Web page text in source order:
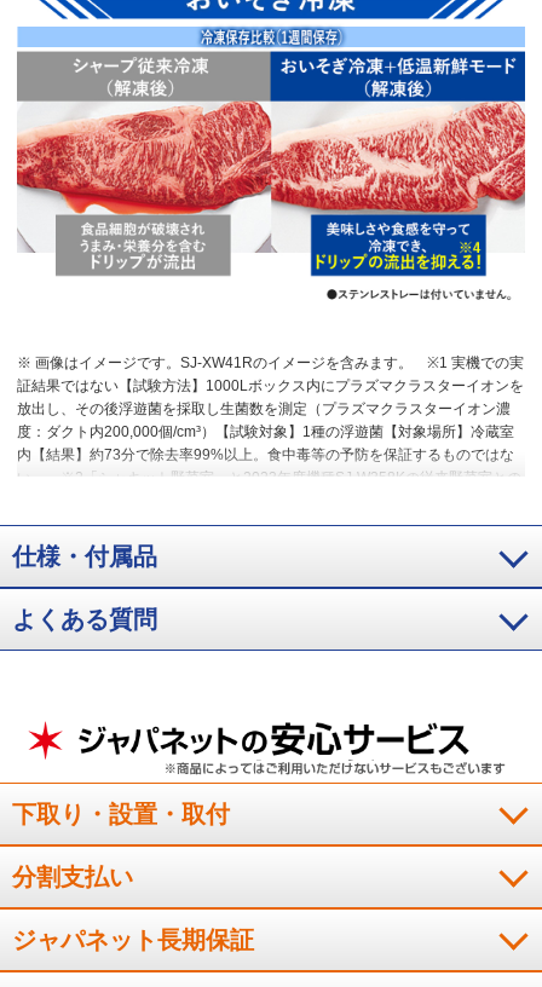
※ 画像はイメージです。SJ-XW41Rのイメージを含みます。
※1 実機での実
証結果ではない【試験方法】1000Lボックス内にプラズマクラスターイオンを
放出し、その後浮遊菌を採取し生菌数を測定（プラズマクラスターイオン濃
度：ダクト内200,000個/cm³）【試験対象】1種の浮遊菌【対象場所】冷蔵室
内【結果】約73分で除去率99%以上。食中毒等の予防を保証するものではな
い。
※2「シャキット野菜室」と2023年度機種SJ-W358Kの従来野菜室との
ア開閉なしで7日間保存にて算出。
※3 低温新鮮モード時の「シャキット野
菜室」の試験結果より算出。ラップなし、ドア開閉なしでニンジンを7日間保
存し、糖量を測定。
※4 冷凍保存1週間後、室温解凍した場合の2017年度機
種SJ-GX55D（SJ-XW41Rと同等）とメーカー2015年度機種SJ-PF47Bとのメ
ーカー試験比較。食材の種類・状態・解凍方法などにより効果は異なりま
仕様・付属品
よくある質問
下取り・設置・取付
分割支払い
ジャパネット長期保証